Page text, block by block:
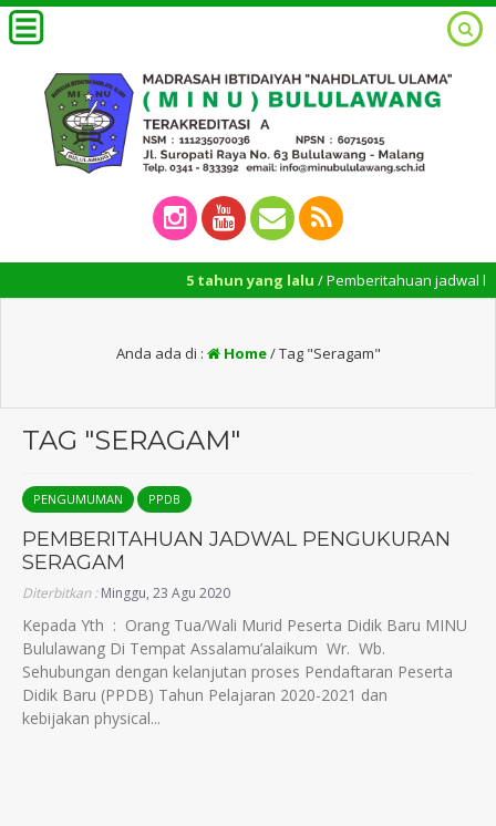
5 tahun yang lalu / Pemberitahuan jadwal
Anda ada di : Home/Tag "Seragam"
TAG "SERAGAM"
PENGUMUMAN PPDB
PEMBERITAHUAN JADWAL PENGUKURAN
SERAGAM
Diterbitkan :Minggu, 23 Agu 2020
Kepada Yth : Orang Tua/Wali Murid Peserta Didik Baru MINU
Bululawang Di Tempat Assalamu’alaikum Wr. Wb.
Sehubungan dengan kelanjutan proses Pendaftaran Peserta
Didik Baru (PPDB) Tahun Pelajaran 2020-2021 dan
kebijakan physical...